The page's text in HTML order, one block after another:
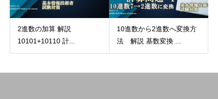
2進数の加算 解説
10101+10110 計...
10進数から2進数へ変換方
法 解説 基数変換 ...